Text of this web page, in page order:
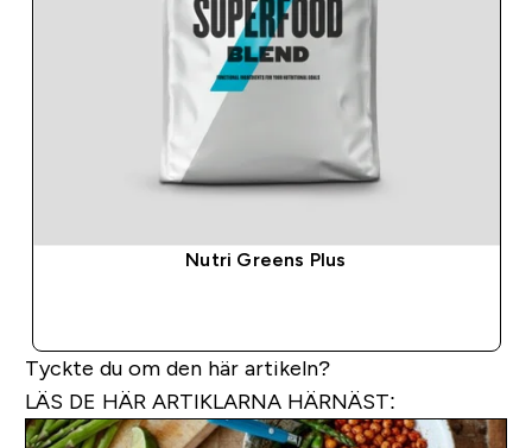
Nutri Greens Plus
Tyckte du om den här artikeln?
LÄS DE HÄR ARTIKLARNA HÄRNÄST: